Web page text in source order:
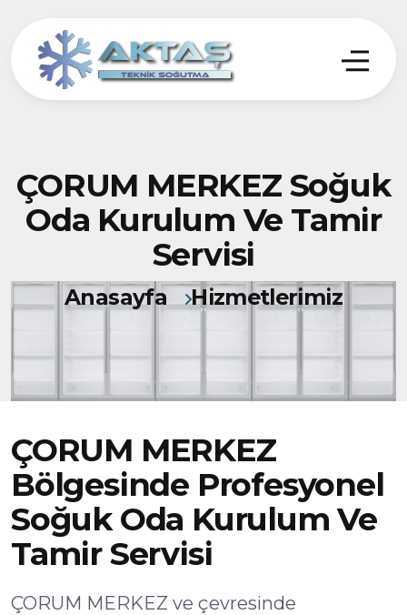
ÇORUM MERKEZ Soğuk
Oda Kurulum Ve Tamir
Servisi
Anasayfa Hizmetlerimiz
ÇORUM MERKEZ
Bölgesinde Profesyonel
Soğuk Oda Kurulum Ve
Tamir Servisi
ÇORUM MERKEZ ve çevresinde